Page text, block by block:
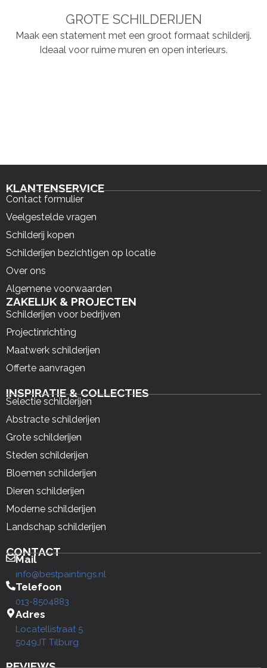
GROTE SCHILDERIJEN
Maak een statement met een groot formaat schilderij.
Ideaal voor ruime muren en open interieurs.
KLANTENSERVICE
Contact formulier
Veelgestelde vragen
Schilderij kopen
Schilderijen bezichtigen op locatie
Over ons
Algemene voorwaarden
ZAKELIJK & PROJECTEN
Schilderijen voor bedrijven
Projectinrichting
Maatwerk schilderijen
Offerte aanvragen
INSPIRATIE & COLLECTIES
Selectie schilderijen
Abstracte schilderijen
Grote schilderijen
Steden schilderijen
Bloemen schilderijen
Dieren schilderijen
Moderne schilderijen
Landschap schilderijen
CONTACT
Mail
info@bestpaintings.nl
Telefoon
013-8504883
Adres
Locatellistraat 5
5049JT Tilburg